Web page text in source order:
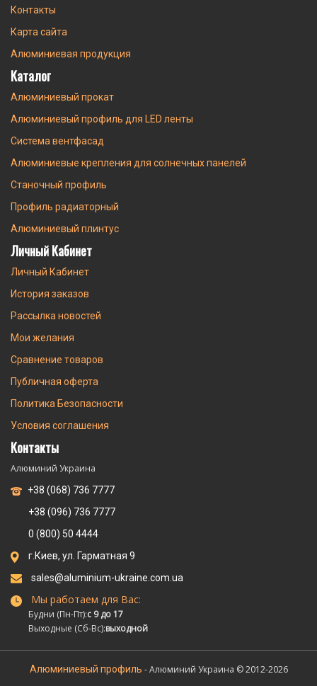
Контакты
Карта сайта
Алюминиевая продукция
Каталог
Алюминиевый прокат
Алюминиевый профиль для LED ленты
Система вентфасад
Алюминиевые крепления для солнечных панелей
Станочный профиль
Профиль радиаторный
Алюминиевый плинтус
Личный Кабинет
Личный Кабинет
История заказов
Рассылка новостей
Мои желания
Сравнение товаров
Публичная оферта
Политика Безопасности
Условия соглашения
Контакты
Алюминий Украина
+38 (068) 736 7777
+38 (096) 736 7777
0 (800) 50 4444
г.Киев, ул. Гарматная 9
sales@aluminium-ukraine.com.ua
Мы работаем для Вас:
Будни (Пн-Пт):с 9 до 17
Выходные (Сб-Вс):выходной
Алюминиевый профиль - Алюминий Украина © 2012-2026